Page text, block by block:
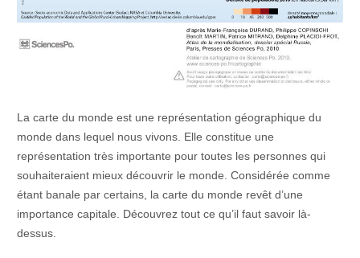
La carte du monde est une représentation géographique du
monde dans lequel nous vivons. Elle constitue une
représentation très importante pour toutes les personnes qui
souhaiteraient mieux découvrir le monde. Considérée comme
étant banale par certains, la carte du monde revêt d’une
importance capitale. Découvrez tout ce qu’il faut savoir là-
dessus.